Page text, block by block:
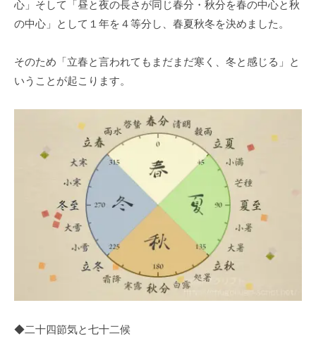
心」そして「昼と夜の長さが同じ春分・秋分を春の中心と秋
の中心」として１年を４等分し、春夏秋冬を決めました。
そのため「立春と言われてもまだまだ寒く、冬と感じる」と
いうことが起こります。
◆二十四節気と七十二候